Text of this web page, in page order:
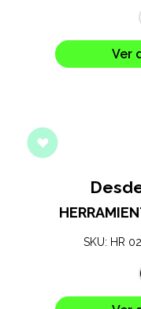
Ver
SKU: HR 02